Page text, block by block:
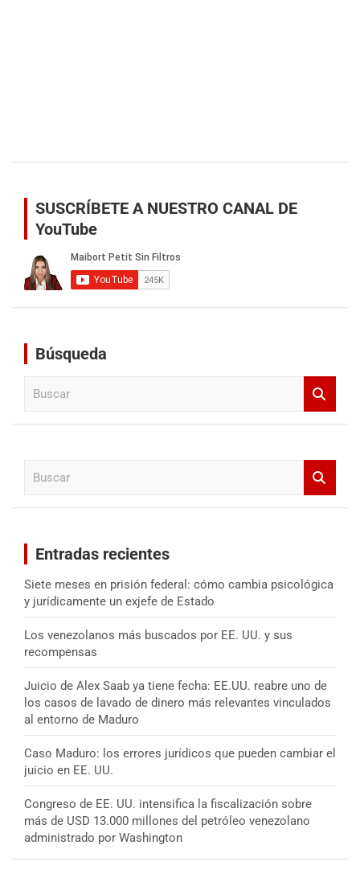
SUSCRÍBETE A NUESTRO CANAL DE
YouTube
Búsqueda
Entradas recientes
Siete meses en prisión federal: cómo cambia psicológica
y jurídicamente un exjefe de Estado
Los venezolanos más buscados por EE. UU. y sus
recompensas
Juicio de Alex Saab ya tiene fecha: EE.UU. reabre uno de
los casos de lavado de dinero más relevantes vinculados
al entorno de Maduro
Caso Maduro: los errores jurídicos que pueden cambiar el
juicio en EE. UU.
Congreso de EE. UU. intensifica la fiscalización sobre
más de USD 13.000 millones del petróleo venezolano
administrado por Washington